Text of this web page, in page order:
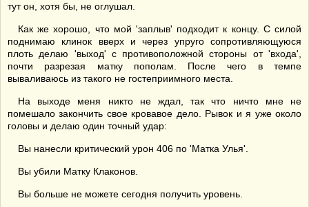
тут он, хотя бы, не оглушал.
Как же хорошо, что мой 'заплыв' подходит к концу. С силой
поднимаю клинок вверх и через упруго сопротивляющуюся
плоть делаю 'выход' с противоположной стороны от 'входа',
почти разрезая матку пополам. После чего в темпе
вываливаюсь из такого не гостеприимного места.
На выходе меня никто не ждал, так что ничто мне не
помешало закончить свое кровавое дело. Рывок и я уже около
головы и делаю один точный удар:
Вы нанесли критический урон 406 по 'Матка Улья'.
Вы убили Матку Клаконов.
Вы больше не можете сегодня получить уровень.